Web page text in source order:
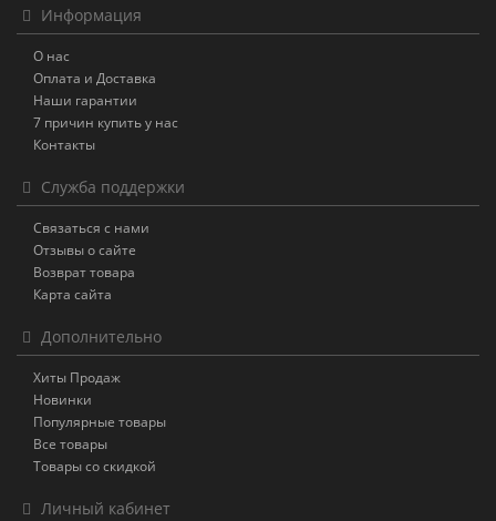
Информация
О нас
Оплата и Доставка
Наши гарантии
7 причин купить у нас
Контакты
Служба поддержки
Связаться с нами
Отзывы о сайте
Возврат товара
Карта сайта
Дополнительно
Хиты Продаж
Новинки
Популярные товары
Все товары
Товары со скидкой
Личный кабинет